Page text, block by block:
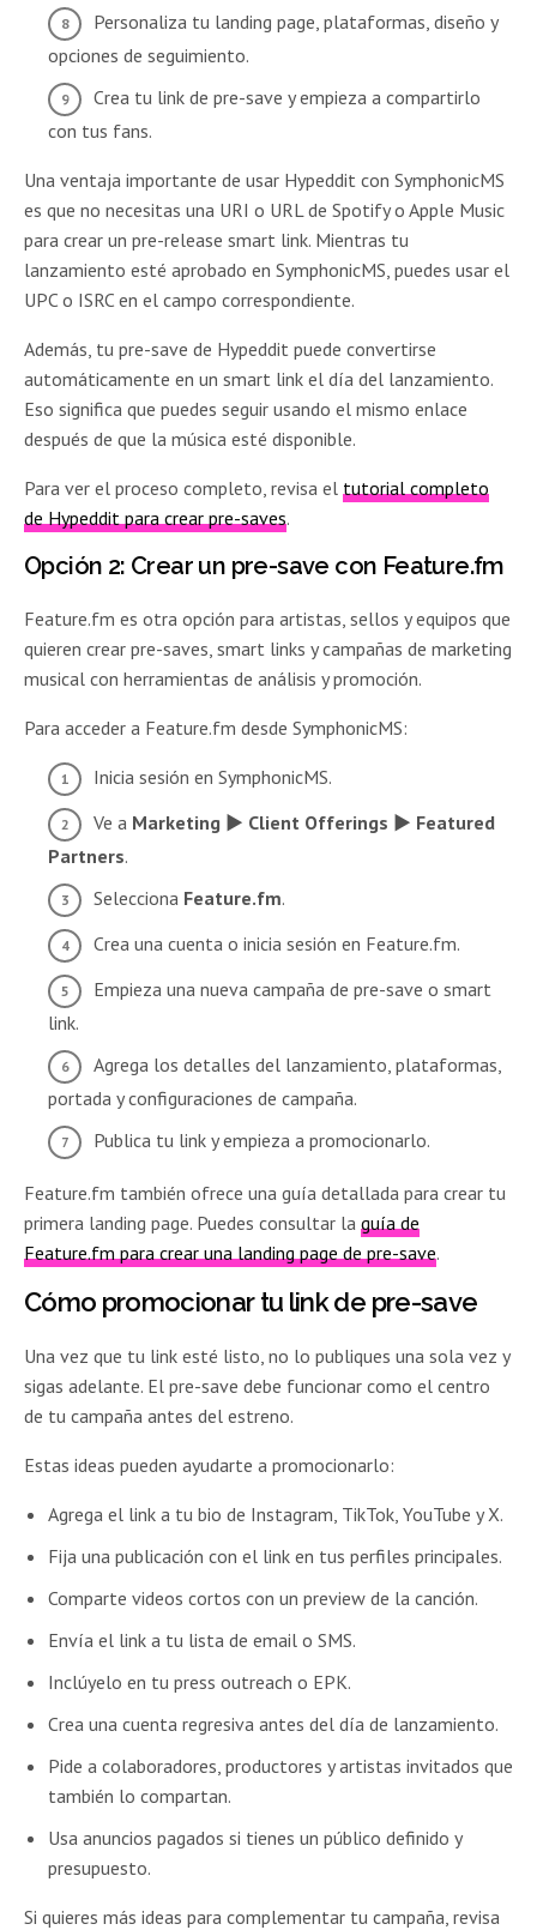
Personaliza tu landing page, plataformas, diseño y
opciones de seguimiento.
Crea tu link de pre-save y empieza a compartirlo
con tus fans.
Una ventaja importante de usar Hypeddit con SymphonicMS
es que no necesitas una URI o URL de Spotify o Apple Music
para crear un pre-release smart link. Mientras tu
lanzamiento esté aprobado en SymphonicMS, puedes usar el
UPC o ISRC en el campo correspondiente.
Además, tu pre-save de Hypeddit puede convertirse
automáticamente en un smart link el día del lanzamiento.
Eso significa que puedes seguir usando el mismo enlace
después de que la música esté disponible.
Para ver el proceso completo, revisa el tutorial completo
de Hypeddit para crear pre-saves.
Opción 2: Crear un pre-save con Feature.fm
Feature.fm es otra opción para artistas, sellos y equipos que
quieren crear pre-saves, smart links y campañas de marketing
musical con herramientas de análisis y promoción.
Para acceder a Feature.fm desde SymphonicMS:
Inicia sesión en SymphonicMS.
Ve a Marketing ► Client Offerings ► Featured
Partners.
Selecciona Feature.fm.
Crea una cuenta o inicia sesión en Feature.fm.
Empieza una nueva campaña de pre-save o smart
link.
Agrega los detalles del lanzamiento, plataformas,
portada y configuraciones de campaña.
Publica tu link y empieza a promocionarlo.
Feature.fm también ofrece una guía detallada para crear tu
primera landing page. Puedes consultar laguía de
Feature.fm para crear una landing page de pre-save.
Cómo promocionar tu link de pre-save
Una vez que tu link esté listo, no lo publiques una sola vez y
sigas adelante. El pre-save debe funcionar como el centro
de tu campaña antes del estreno.
Estas ideas pueden ayudarte a promocionarlo:
Agrega el link a tu bio de Instagram, TikTok, YouTube y X.
Fija una publicación con el link en tus perfiles principales.
Comparte videos cortos con un preview de la canción.
Envía el link a tu lista de email o SMS.
Inclúyelo en tu press outreach o EPK.
Crea una cuenta regresiva antes del día de lanzamiento.
Pide a colaboradores, productores y artistas invitados que
también lo compartan.
Usa anuncios pagados si tienes un público definido y
presupuesto.
Si quieres más ideas para complementar tu campaña, revisa